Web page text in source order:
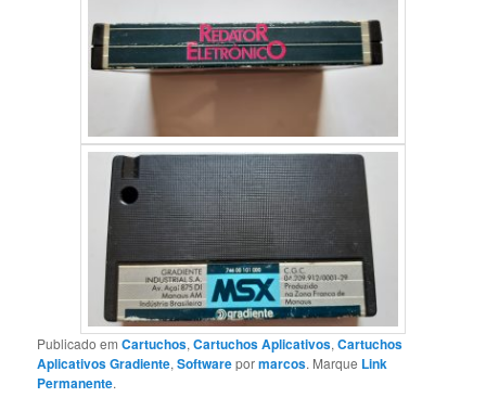
Publicado emCartuchos,Cartuchos Aplicativos,Cartuchos
Aplicativos Gradiente,Softwarepormarcos. Marque Link
Permanente.